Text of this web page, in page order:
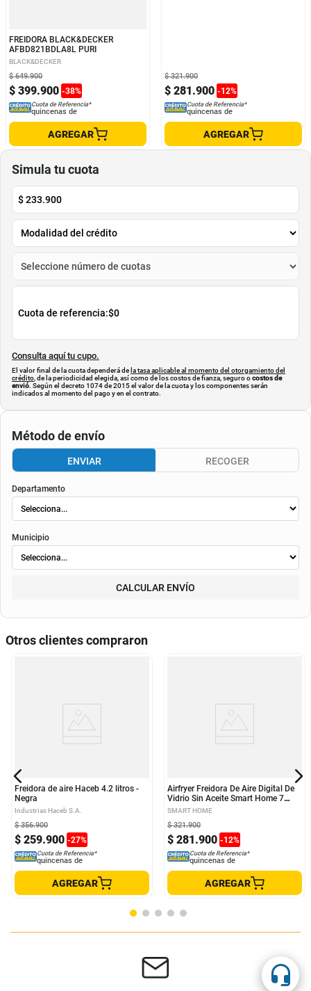
FREIDORA BLACK&DECKER
AFBD821BDLA8L PURI
BLACK&DECKER
$ 399.900 -38%
$ 649.900
Cuota de Referencia*
quincenas de
AGREGAR
$ 281.900 -12%
$ 321.900
Cuota de Referencia*
quincenas de
AGREGAR
Simula tu cuota
$233.900
Cuota de referencia:$0
Consulta aquí tu cupo.
El valor final de la cuota dependerá de la tasa aplicable al momento del otorgamiento del
crédito , de la periodicidad elegida, así como de los costos de fianza, seguro ocostos de
envió. Según el decreto 1074 de 2015 el valor de la cuota y los componentes serán
indicados al momento del pago y en el contrato.
Método de envío
ENVIAR RECOGER
Departamento
Municipio
CALCULAR ENVÍO
Otros clientes compraron
Freidora de aire Haceb 4.2 litros -
Negra
Industrias Haceb S.A.
$ 259.900 -27%
$ 356.900
Cuota de Referencia*
quincenas de
AGREGAR
Airfryer Freidora De Aire Digital De
Vidrio Sin Aceite Smart Home 7
Litros + Moldes De Silicona
SMART HOME
$ 281.900 -12%
$ 321.900
Cuota de Referencia*
quincenas de
AGREGAR